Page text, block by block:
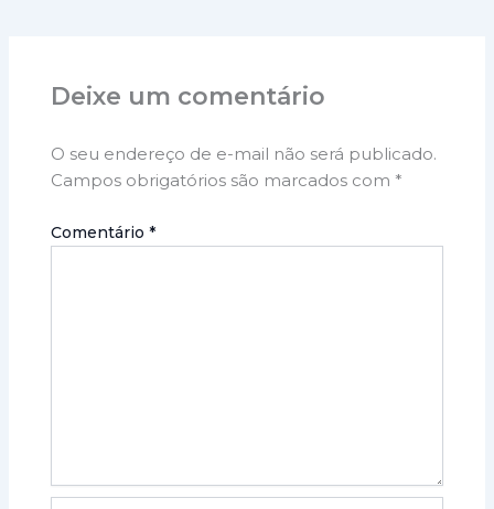
Deixe um comentário
O seu endereço de e-mail não será publicado.
Campos obrigatórios são marcados com *
Comentário *